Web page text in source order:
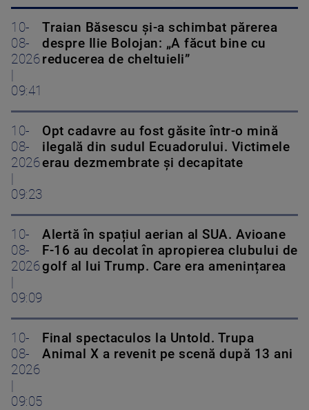
10-
08-
2026
|
09:41
Traian Băsescu și-a schimbat părerea
despre Ilie Bolojan: „A făcut bine cu
reducerea de cheltuieli”
10-
08-
2026
|
09:23
Opt cadavre au fost găsite într-o mină
ilegală din sudul Ecuadorului. Victimele
erau dezmembrate și decapitate
10-
08-
2026
|
09:09
Alertă în spațiul aerian al SUA. Avioane
F-16 au decolat în apropierea clubului de
golf al lui Trump. Care era amenințarea
10-
08-
2026
|
09:05
Final spectaculos la Untold. Trupa
Animal X a revenit pe scenă după 13 ani